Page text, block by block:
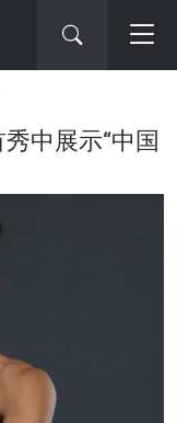
中展示“中国